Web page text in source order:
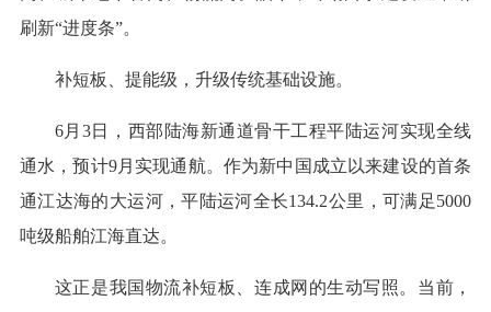
刷新“进度条”。
补短板、提能级，升级传统基础设施。
6月3日，西部陆海新通道骨干工程平陆运河实现全线
通水，预计9月实现通航。作为新中国成立以来建设的首条
通江达海的大运河，平陆运河全长134.2公里，可满足5000
吨级船舶江海直达。
这正是我国物流补短板、连成网的生动写照。当前，